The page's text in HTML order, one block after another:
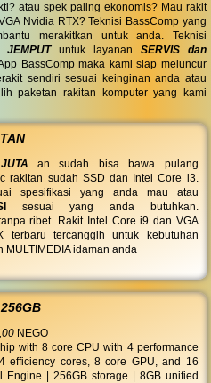
atau spek paling ekonomis? Mau rakit
Nvidia RTX? Teknisi BassComp yang
merakitkan untuk anda. Teknisi
JEMPUTuntuk layanan SERVIS dan
BassComp maka kami siap meluncur
sendiri sesuai keinginan anda atau
paketan rakitan komputer yang kami
an sudah bisa bawa pulang
rakitan sudah SSD dan Intel Core i3.
spesifikasi yang anda mau atau
sesuai yang anda butuhkan.
ribet. Rakit Intel Core i9 dan VGA
terbaru tercanggih untuk kebutuhan
MULTIMEDIA idaman anda
NEGO
with 8 core CPU with 4 performance
efficiency cores, 8 core GPU, and 16
Engine | 256GB storage | 8GB unified